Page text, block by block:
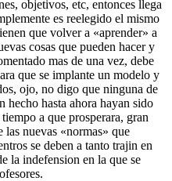
objetivos, etc, entonces llega
es reelegido el mismo
que volver a «aprender» a
cosas que pueden hacer y
mas de una vez, debe
que se implante un modelo y
ojo, no digo que ninguna de
hecho hasta ahora hayan sido
a que prosperara, gran
las nuevas «normas» que
se deben a tanto trajin en
la indefension en la que se